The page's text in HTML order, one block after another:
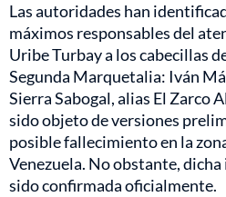
Las autoridades han
máximos responsables del
Uribe Turbay a los cabecillas
Segunda Marquetalia: Iván
Sierra Sabogal, alias El Zarco
sido objeto de versiones
posible fallecimiento en la
Venezuela. No obstante,
sido confirmada oficialmente.